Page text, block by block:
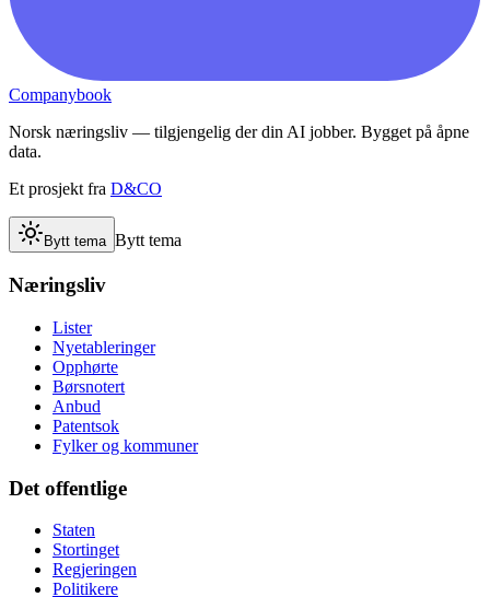
Companybook
Norsk næringsliv — tilgjengelig der din AI jobber. Bygget på åpne
data.
Et prosjekt fra D&CO
Bytt tema Bytt tema
Næringsliv
Lister
Nyetableringer
Opphørte
Børsnotert
Anbud
Patentsok
Fylker og kommuner
Det offentlige
Staten
Stortinget
Regjeringen
Politikere